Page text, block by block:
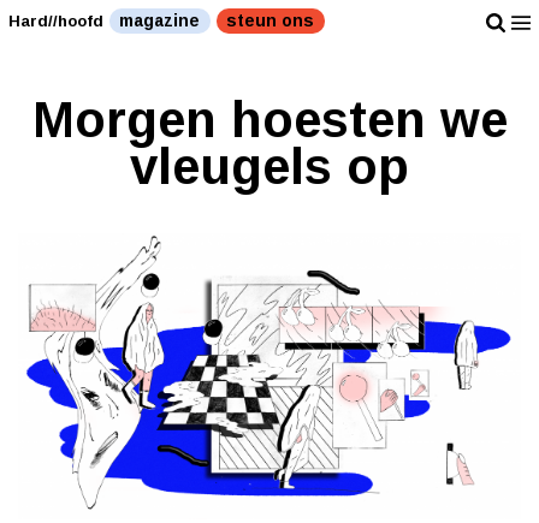
Hard//hoofd magazine steun ons
Morgen hoesten we
vleugels op